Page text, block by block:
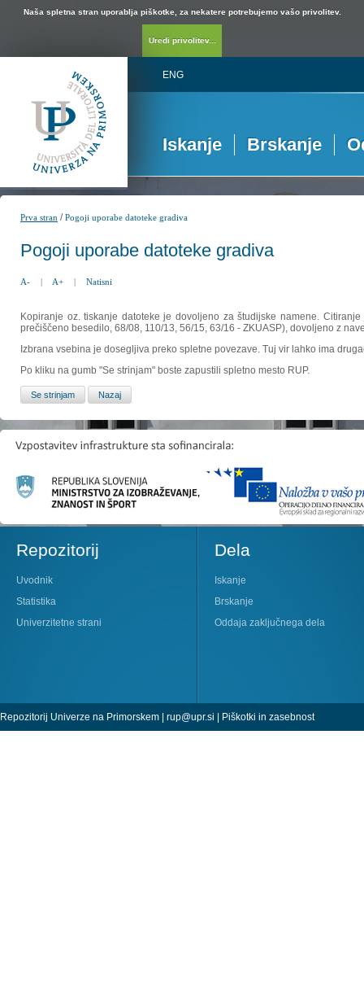
Naša spletna stran uporablja piškotke, za nekatere potrebujemo vašo privolitev.
Uredi privolitev...
ENG
Iskanje Brskanje
Prva stran /Pogoji uporabe datoteke gradiva
Pogoji uporabe datoteke gradiva
A- | A+ | Natisni
Kopiranje oz. tiskanje datoteke je dovoljeno za študijske namene.
prečiščeno besedilo, 68/08, 110/13, 56/15, 63/16 - ZKUASP), dovoljeno z
Izbrana vsebina je dosegljiva preko spletne povezave. Tuj vir lahko ima
Po kliku na gumb "Se strinjam" boste zapustili spletno mesto RUP.
Repozitorij
Uvodnik
Statistika
Univerzitetne strani
Dela
Iskanje
Brskanje
Oddaja zaključnega dela
Repozitorij Univerze na Primorskem | rup@upr.si | Piškotki in zasebnost